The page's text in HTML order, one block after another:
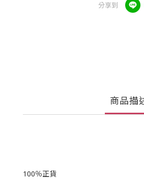
分享到
商品描
100％正貨